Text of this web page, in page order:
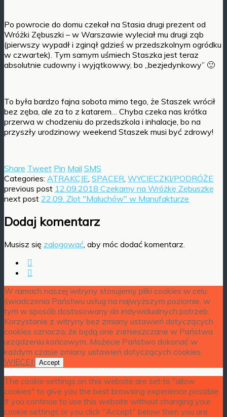
Po powrocie do domu czekał na Stasia drugi prezent od
Wróżki Zębuszki – w Warszawie wyleciał mu drugi ząb
(pierwszy wypadł i zginął gdzieś w przedszkolnym ogródku
w czwartek). Tym samym uśmiech Staszka jest teraz
absolutnie cudowny i wyjątkowwy, bo „bezjedynkowy” 🙂
To była bardzo fajna sobota mimo tego, że Staszek wrócił
bez zęba, ale za to z katarem… Chyba czeka nas krótka
przerwa w chodzeniu do przedszkola i inhalacje, bo na
przyszły urodzinowy weekend Staszek musi być zdrowy!
Share Tweet Pin Mail SMS
Categories: ATRAKCJE SPACER WYCIECZKI/PODRÓŻE
previous post 12.09.2018 Czekamy na Wróżkę Zębuszkę
next post 22.09. Zlot "Maluchów" w Manufakturze
Dodaj komentarz
Musisz się zalogować , aby móc dodać komentarz.
W ramach naszej witryny stosujemy pliki cookies w celu
świadczenia Państwu usług na najwyższym poziomie, w
tym w sposób dostosowany do indywidualnych potrzeb.
Korzystanie z witryny bez zmiany ustawień dotyczących
cookies oznacza, że będą one zamieszczane w Państwa
urządzeniu końcowym. Możecie Państwo dokonać w
każdym czasie zmiany ustawień dotyczących cookies.
WIĘCEJ
Accept
The cookie settings on this website are set to "allow
cookies" to give you the best browsing experience possible.
If you continue to use this website without changing your
cookie settings or you click "Accept" below then you are